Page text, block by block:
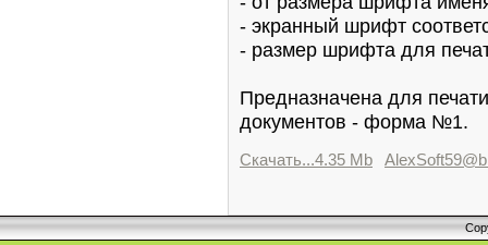
- экранный шрифт
- размер шрифта для
Предназначена для
документов - форма №1.
Скачать...4.35 Mb